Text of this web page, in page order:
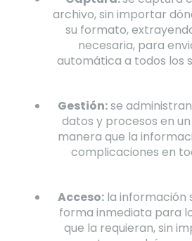
archivo, sin importar
su formato,
necesaria, para
automática a todos los
Gestión:se
datos y procesos en
manera que la
complicaciones en
Acceso: la información
forma inmediata para
que la requieran, sin